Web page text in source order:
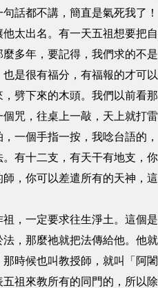
話都不講，簡直是氣死我了！
太出名。有一天五祖想要把
多年，要記得，我們求的不
是很有福分，有福報的才可以
劈下來的木頭。我們以前看
咒，往桌上一敲，天上就打
一個手指一按，我唸台語的
有十二支，有天干有地支，
，你可以差遣所有的天神，
，一定要求往生淨土。這個
，那麼祂就把法傳給他。他
時候也叫教授師，就叫「阿
祖來教所有的同門的，所以